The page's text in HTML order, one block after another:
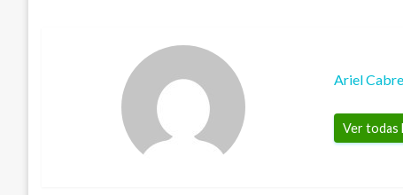
Ariel
Ver todas